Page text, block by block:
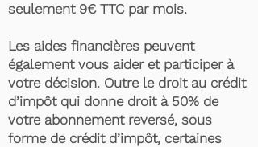
seulement 9€ TTC par mois.
Les aides financières peuvent
également vous aider et participer à
votre décision. Outre le droit au crédit
d’impôt qui donne droit à 50% de
votre abonnement reversé, sous
forme de crédit d’impôt, certaines